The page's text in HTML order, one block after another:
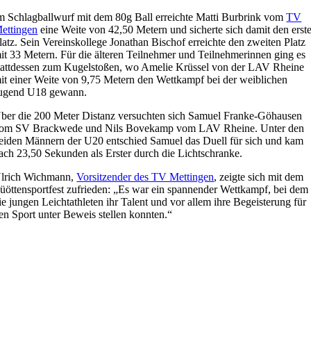
Schlagballwurf mit dem 80g Ball erreichte Matti Burbrink vomTV
eine Weite von 42,50 Metern und sicherte sich damit den
Sein Vereinskollege Jonathan Bischof erreichte den zweiten Platz
33 Metern. Für die älteren Teilnehmer und Teilnehmerinnen ging es
zum Kugelstoßen, wo Amelie Krüssel von der LAV Rheine
einer Weite von 9,75 Metern den Wettkampf bei der weiblichen
U18 gewann.
die 200 Meter Distanz versuchten sich Samuel Franke-Göhausen
SV Brackwede und Nils Bovekamp vom LAV Rheine. Unter den
Männern der U20 entschied Samuel das Duell für sich und kam
23,50 Sekunden als Erster durch die Lichtschranke.
Wichmann,Vorsitzender des TV Mettingen, zeigte sich mit dem
zufrieden: „Es war ein spannender Wettkampf, bei dem
jungen Leichtathleten ihr Talent und vor allem ihre Begeisterung für
Sport unter Beweis stellen konnten.“